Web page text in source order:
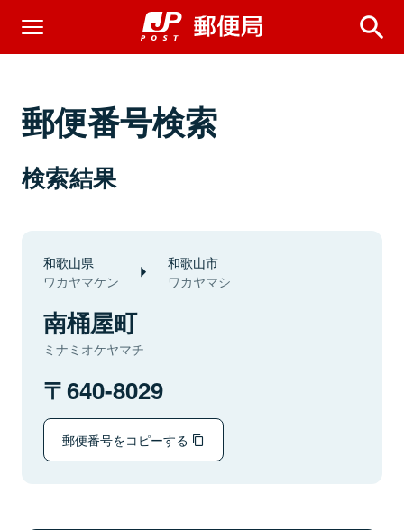
郵便番号検索
検索結果
和歌山県
ワカヤマケン
和歌山市
ワカヤマシ
南桶屋町
ミナミオケヤマチ
640-8029
郵便番号をコピーする